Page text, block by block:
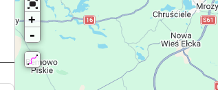
+
-